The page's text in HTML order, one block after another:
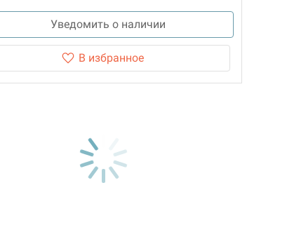
Уведомить о наличии
В избранное